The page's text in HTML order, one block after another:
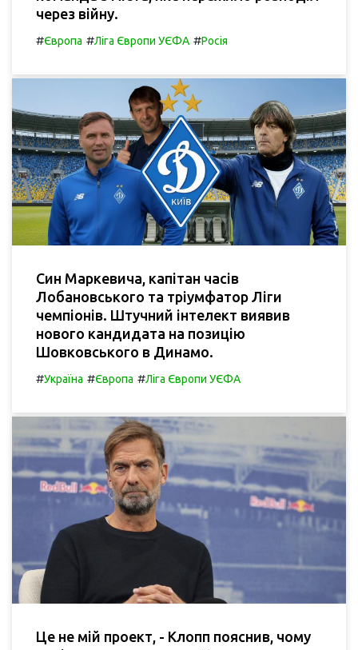
через війну.
#Європа #Ліга Європи УЄФА #Росія
Син Маркевича, капітан часів
Лобановського та тріумфатор Ліги
чемпіонів. Штучний інтелект виявив
нового кандидата на позицію
Шовковського в Динамо.
#Україна #Європа #Ліга Європи УЄФА
Це не мій проект, - Клопп пояснив, чому